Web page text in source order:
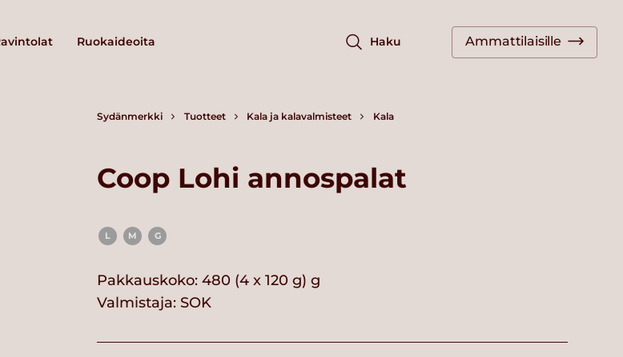
Ruokaideoita Haku Ammattilaisille
Sydänmerkki Tuotteet Kala ja kalavalmisteet Kala
Coop Lohi annospalat
L M G
Pakkauskoko: 480 (4 x 120 g) g
Valmistaja: SOK